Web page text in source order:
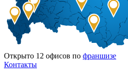
Открыто 12 офисов по франшизе
Контакты